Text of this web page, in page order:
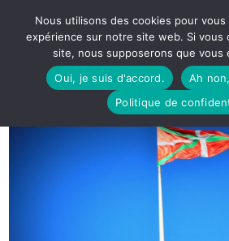
Nous utilisons des cookies pour vous
expérience sur notre site web. Si vous
site, nous supposerons que vous
Oui, je suis d'accord.
Ah
Politique de